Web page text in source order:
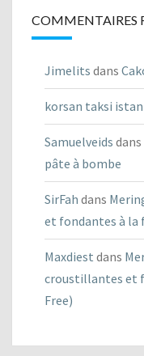
COMMENTAIRES
Jimelits dans
korsan taksi
Samuelveids dans
pâte à bombe
SirFah dans
et fondantes à la
Maxdiest dans
croustillantes et
Free)